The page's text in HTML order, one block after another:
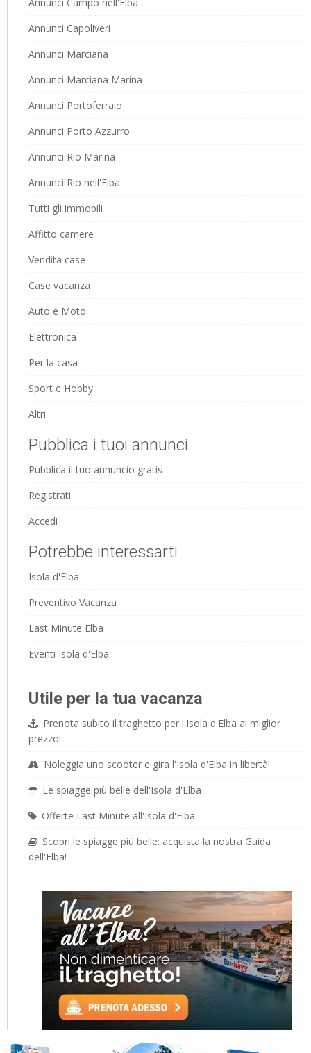
Annunci Capoliveri
Annunci Marciana
Annunci Marciana Marina
Annunci Portoferraio
Annunci Porto Azzurro
Annunci Rio Marina
Annunci Rio nell'Elba
Tutti gli immobili
Affitto camere
Vendita case
Case vacanza
Auto e Moto
Elettronica
Per la casa
Sport e Hobby
Altri
Pubblica i tuoi annunci
Pubblica il tuo annuncio gratis
Registrati
Accedi
Potrebbe interessarti
Isola d'Elba
Preventivo Vacanza
Last Minute Elba
Eventi Isola d'Elba
Utile per la tua vacanza
Prenota subito il traghetto per l'Isola d'Elba al miglior
prezzo!
Noleggia uno scooter e gira l'Isola d'Elba in libertà!
Le spiagge più belle dell'Isola d'Elba
Offerte Last Minute all'Isola d'Elba
Scopri le spiagge più belle: acquista la nostra Guida
dell'Elba!